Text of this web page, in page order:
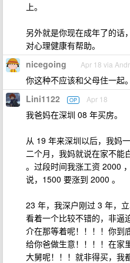
上。
另外就是你现在成年了的话
对心理健康有帮助。
nicegoing Apr 18 via
你这种不应该和父母住一起
Lini1122 OP Apr 18
我爸妈在深圳 08 年买房。
从 19 年来深圳以后，我妈
二个月，我妈就说在家不能
。过段时间我涨工资 2000
说，1500 要涨到 2000 。
23 年，我深户刚过 3 年，
看着一个比较不错的，非逼
介在那等着呢！！！！你到
给你爸做生意！！！！在家
大舅呢！！！就非得买，我